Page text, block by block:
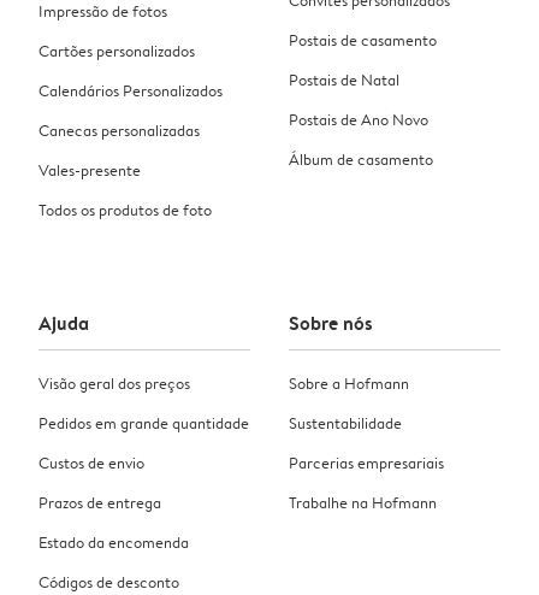
Impressão de fotos
Cartões personalizados
Calendários Personalizados
Canecas personalizadas
Vales-presente
Todos os produtos de foto
Postais de casamento
Postais de Natal
Postais de Ano Novo
Álbum de casamento
Ajuda
Visão geral dos preços
Pedidos em grande quantidade
Custos de envio
Prazos de entrega
Estado da encomenda
Códigos de desconto
Sobre nós
Sobre a Hofmann
Sustentabilidade
Parcerias empresariais
Trabalhe na Hofmann